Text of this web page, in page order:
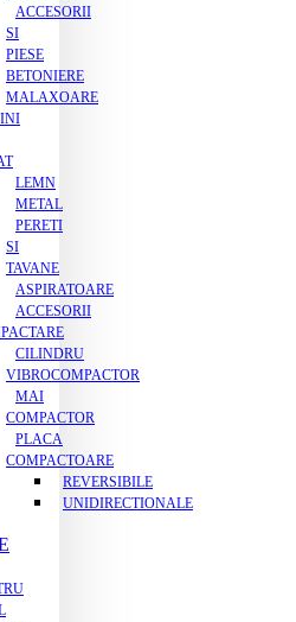
ACCESORII
SI
PIESE
BETONIERE
MALAXOARE
LEMN
METAL
PERETI
SI
TAVANE
ASPIRATOARE
ACCESORII
CILINDRU
VIBROCOMPACTOR
MAI
COMPACTOR
PLACA
COMPACTOARE
REVERSIBILE
UNIDIRECTIONALE